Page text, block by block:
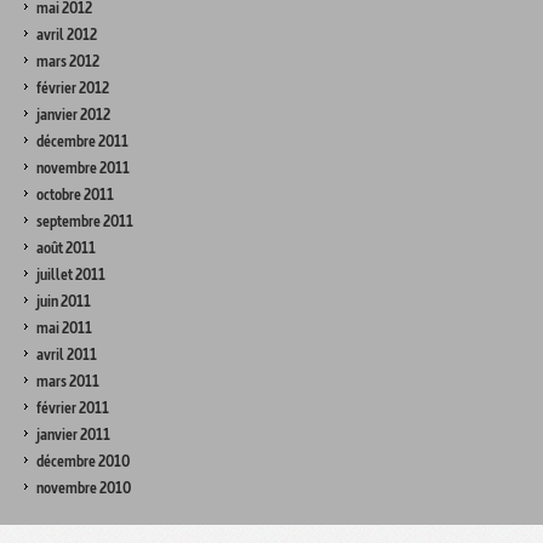
mai 2012
avril 2012
mars 2012
février 2012
janvier 2012
décembre 2011
novembre 2011
octobre 2011
septembre 2011
août 2011
juillet 2011
juin 2011
mai 2011
avril 2011
mars 2011
février 2011
janvier 2011
décembre 2010
novembre 2010